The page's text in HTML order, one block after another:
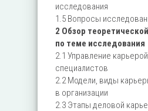
исследования
1.5 Вопросы
2 Обзор
по теме исследования
2.1 Управление
специалистов
2.2 Модели, виды
в организации
2.3 Этапы деловой